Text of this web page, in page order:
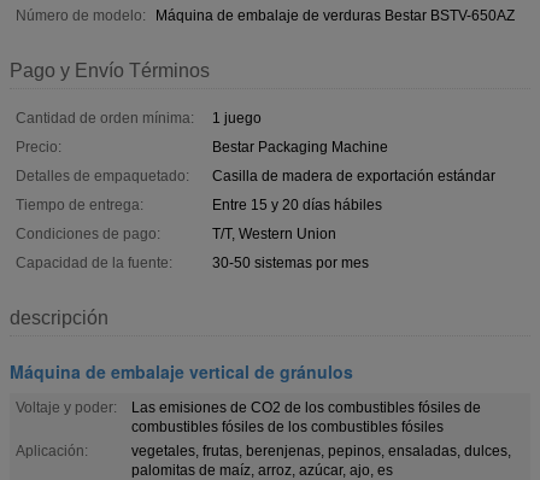
Número de modelo:
Máquina de embalaje de verduras Bestar BSTV-650AZ
Pago y Envío Términos
Cantidad de orden mínima:
1 juego
Precio:
Bestar Packaging Machine
Detalles de empaquetado:
Casilla de madera de exportación estándar
Tiempo de entrega:
Entre 15 y 20 días hábiles
Condiciones de pago:
T/T, Western Union
Capacidad de la fuente:
30-50 sistemas por mes
descripción
Máquina de embalaje vertical de gránulos
Voltaje y poder:
Las emisiones de CO2 de los combustibles fósiles de
combustibles fósiles de los combustibles fósiles
Aplicación:
vegetales, frutas, berenjenas, pepinos, ensaladas, dulces,
palomitas de maíz, arroz, azúcar, ajo, es